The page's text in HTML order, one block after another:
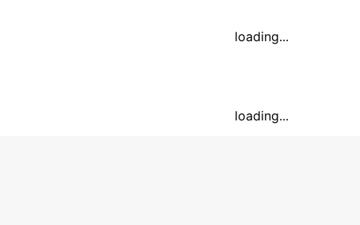
loading...
loading...